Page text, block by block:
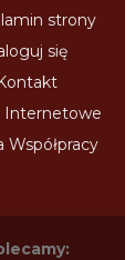
strony
się
Internetowe
Współpracy